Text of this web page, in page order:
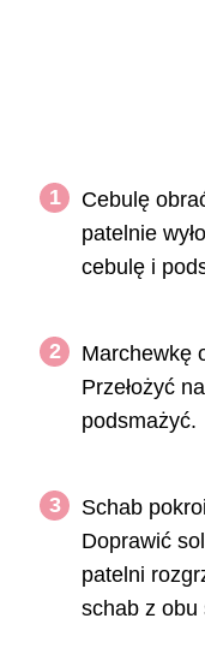
Cebulę
patelnie
cebulę i
Marchewkę
Przełożyć
podsmażyć.
Schab
Doprawić
patelni
schab z obu